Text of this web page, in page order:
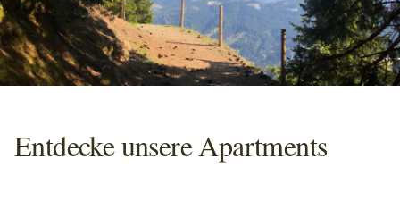
Entdecke unsere Apartments